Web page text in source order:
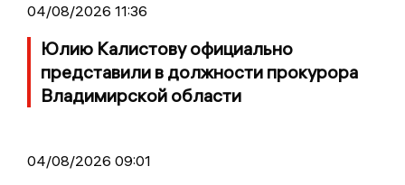
04/08/2026 11:36
Юлию Калистову официально
представили в должности прокурора
Владимирской области
04/08/2026 09:01